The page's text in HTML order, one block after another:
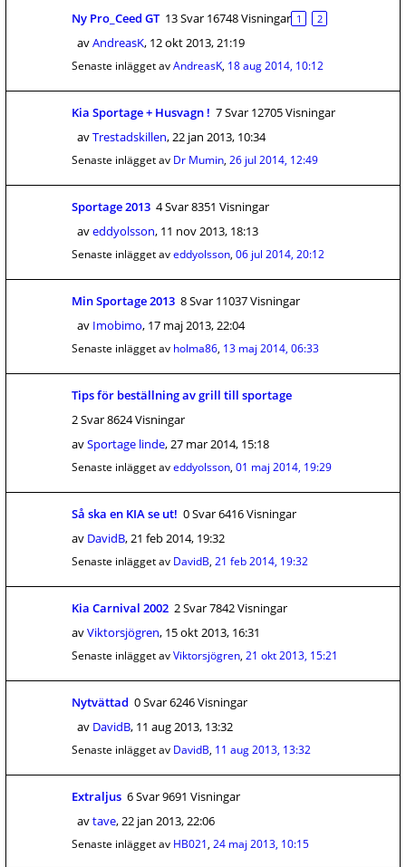
Ny Pro_Ceed GT 13 Svar 16748 Visningar 1 2
avAndreasK, 12 okt 2013, 21:19
Senaste inlägget avAndreasK, 18 aug 2014, 10:12
Kia Sportage + Husvagn ! 7 Svar 12705 Visningar
avTrestadskillen,22 jan 2013, 10:34
Senaste inlägget av Dr Mumin, 26 jul 2014, 12:49
Sportage 2013 4 Svar 8351 Visningar
aveddyolsson, 11 nov 2013, 18:13
Senaste inlägget aveddyolsson, 06 jul 2014, 20:12
Min Sportage 2013 8 Svar 11037 Visningar
av Imobimo, 17 maj 2013, 22:04
Senaste inlägget av holma86, 13 maj 2014, 06:33
Tips för beställning av grill till sportage
2 Svar 8624 Visningar
avSportage linde,27 mar 2014, 15:18
Senaste inlägget aveddyolsson, 01 maj 2014, 19:29
Så ska en KIA se ut! 0 Svar 6416 Visningar
av DavidB,21 feb 2014, 19:32
Senaste inlägget av DavidB, 21 feb 2014, 19:32
Kia Carnival 2002 2 Svar 7842 Visningar
avViktorsjögren, 15 okt 2013, 16:31
Senaste inlägget avViktorsjögren, 21 okt 2013, 15:21
Nytvättad 0 Svar 6246 Visningar
av DavidB, 11 aug 2013, 13:32
Senaste inlägget av DavidB, 11 aug 2013, 13:32
Extraljus 6 Svar 9691 Visningar
avtave,22 jan 2013, 22:06
Senaste inlägget av HB021, 24 maj 2013, 10:15